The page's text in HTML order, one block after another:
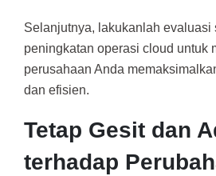
Selanjutnya, lakukanlah evaluasi
peningkatan operasi cloud untuk
perusahaan Anda
dan efisien.
Tetap Gesit dan
terhadap